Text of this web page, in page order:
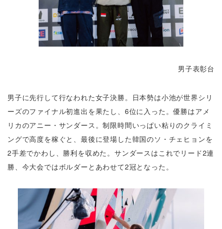
男子表彰台
男子に先行して行なわれた女子決勝。日本勢は小池が世界シリ
ーズのファイナル初進出を果たし、6位に入った。優勝はアメ
リカのアニー・サンダース。制限時間いっぱい粘りのクライミ
ングで高度を稼ぐと、最後に登場した韓国のソ・チェヒョンを
2手差でかわし、勝利を収めた。サンダースはこれでリード2連
勝、今大会ではボルダーとあわせて2冠となった。